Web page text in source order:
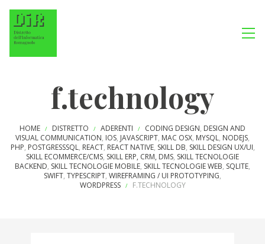
f.technology
HOME / DISTRETTO / ADERENTI / CODING DESIGN, DESIGN AND
VISUAL COMMUNICATION, IOS, JAVASCRIPT, MAC OSX, MYSQL, NODEJS,
PHP, POSTGRESSSQL, REACT, REACT NATIVE, SKILL DB, SKILL DESIGN UX/UI,
SKILL ECOMMERCE/CMS, SKILL ERP, CRM, DMS, SKILL TECNOLOGIE
BACKEND, SKILL TECNOLOGIE MOBILE, SKILL TECNOLOGIE WEB, SQLITE,
SWIFT, TYPESCRIPT, WIREFRAMING / UI PROTOTYPING,
WORDPRESS
/ F.TECHNOLOGY